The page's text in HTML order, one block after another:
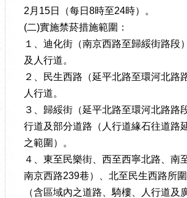
2月15日（每日8時至24時）。
(二)實施禁菸措施範圍：
１、迪化街（南京西路至歸綏街路段
及人行道。
２、民生西路（延平北路至環河北路
人行道。
３、歸綏街（延平北路至環河北路路
行道及部分道路（人行道緣石往道路
之範圍）。
４、東至民樂街、西至西寧北路、南
南京西路239巷）、北至民生西路所
（含區域內之道路、騎樓、人行道及